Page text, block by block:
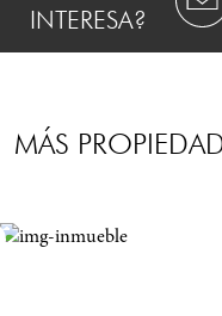
INTERESA?
MÁS